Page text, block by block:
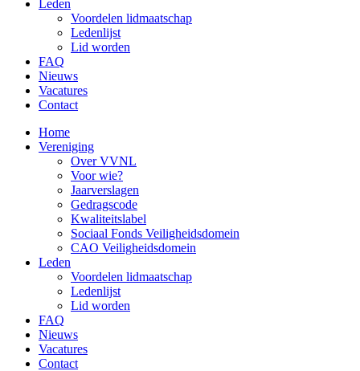
Leden
Voordelen lidmaatschap
Ledenlijst
Lid worden
FAQ
Nieuws
Vacatures
Contact
Home
Vereniging
Over VVNL
Voor wie?
Jaarverslagen
Gedragscode
Kwaliteitslabel
Sociaal Fonds Veiligheidsdomein
CAO Veiligheidsdomein
Leden
Voordelen lidmaatschap
Ledenlijst
Lid worden
FAQ
Nieuws
Vacatures
Contact